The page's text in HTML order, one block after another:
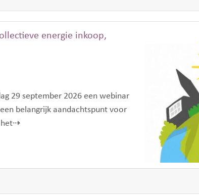
energie inkoop,
29 september 2026 een webinar
belangrijk aandachtspunt voor
het⇢